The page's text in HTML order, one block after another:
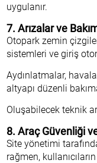
uygulanır.
7. Arızalar ve
Otopark zemin
sistemleri ve giriş
Aydınlatmalar,
altyapı düzenli
Oluşabilecek teknik
8. Araç Güvenliği
Site yönetimi
rağmen,